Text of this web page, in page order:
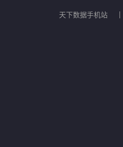
天下数据手机站